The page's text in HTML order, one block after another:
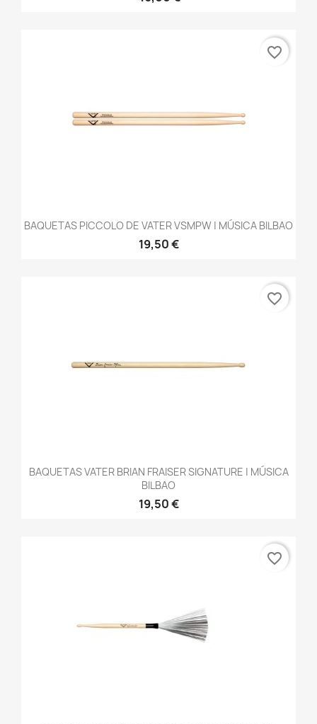
BAQUETAS PICCOLO DE VATER VSMPW | MÚSICA BILBAO
19,50 €
favorite_border
BAQUETAS VATER BRIAN FRAISER SIGNATURE | MÚSICA
BILBAO
19,50 €
favorite_border
favorite_border